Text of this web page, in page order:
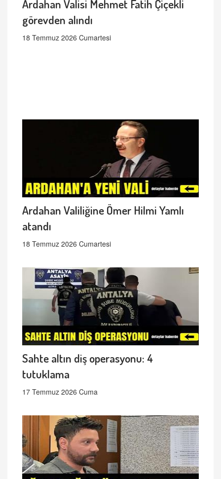
Ardahan Valisi Mehmet Fatih Çiçekli
görevden alındı
18 Temmuz 2026 Cumartesi
Ardahan Valiliğine Ömer Hilmi Yamlı
atandı
18 Temmuz 2026 Cumartesi
Sahte altın diş operasyonu: 4
tutuklama
17 Temmuz 2026 Cuma